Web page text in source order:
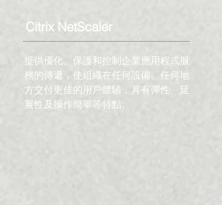
Citrix NetScaler
提供優化、保護和控制企業應用程式服
務的傳遞，使組織在任何設備、任何地
方交付更佳的用戶體驗，具有彈性、延
展性及操作簡單等特點。